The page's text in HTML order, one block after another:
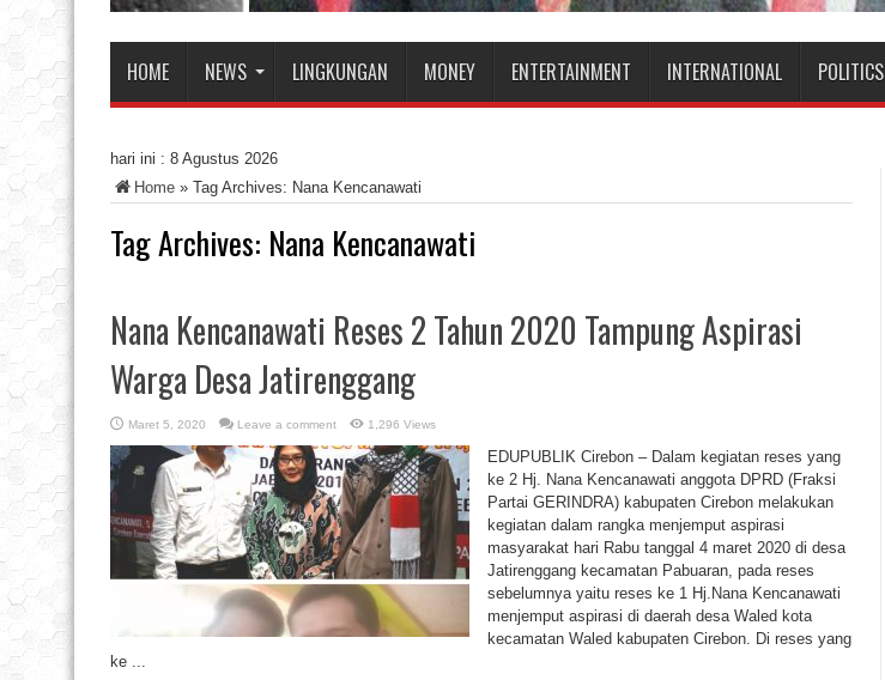
HOME NEWS LINGKUNGAN MONEY ENTERTAINMENT INTERNATIONAL POLITICS
hari ini : 8 Agustus 2026
Home » Tag Archives: Nana Kencanawati
Tag Archives: Nana Kencanawati
Nana Kencanawati Reses 2 Tahun 2020 Tampung Aspirasi
Warga Desa Jatirenggang
Maret 5, 2020 Leave a comment 1,296 Views
EDUPUBLIK Cirebon – Dalam kegiatan reses yang
ke 2 Hj. Nana Kencanawati anggota DPRD (Fraksi
Partai GERINDRA) kabupaten Cirebon melakukan
kegiatan dalam rangka menjemput aspirasi
masyarakat hari Rabu tanggal 4 maret 2020 di desa
Jatirenggang kecamatan Pabuaran, pada reses
sebelumnya yaitu reses ke 1 Hj.Nana Kencanawati
menjemput aspirasi di daerah desa Waled kota
kecamatan Waled kabupaten Cirebon. Di reses yang
ke ...